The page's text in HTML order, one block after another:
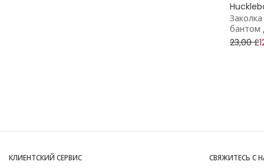
бантом
23,00 £
КЛИЕНТСКИЙ СЕРВИС СВЯЖИТЕСЬ С